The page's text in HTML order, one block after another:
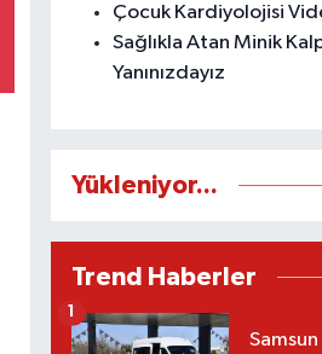
Çocuk Kardiyolojisi
Sağlıkla Atan Minik
Yanınızdayız
Yükleniyor...
Trend Haberler
1